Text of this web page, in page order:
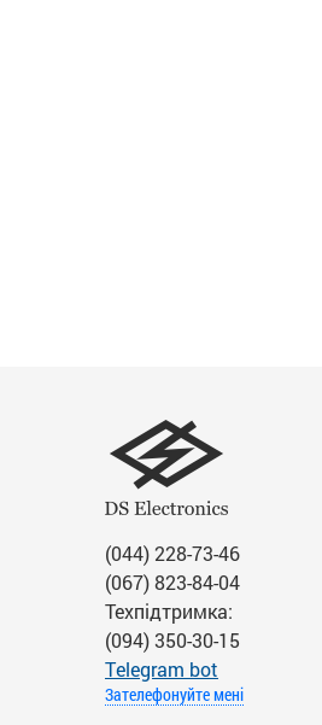
(044) 228-73-46
(067) 823-84-04
Техпідтримка:
(094) 350-30-15
Тelegram bot
Зателефонуйте мені